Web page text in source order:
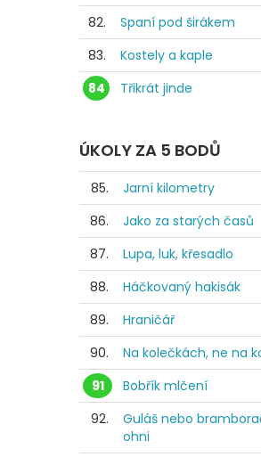
82.
Spaní pod širákem
83.
Kostely a kaple
84
Třikrát jinde
ÚKOLY ZA 5 BODŮ
85.
Jarní kilometry
86.
Jako za starých časů
87.
Lupa, luk, křesadlo
88.
Háčkovaný hakisák
89.
Hraničář
90.
Na kolečkách, ne na
91
Bobřík mlčení
92.
Guláš nebo
ohni